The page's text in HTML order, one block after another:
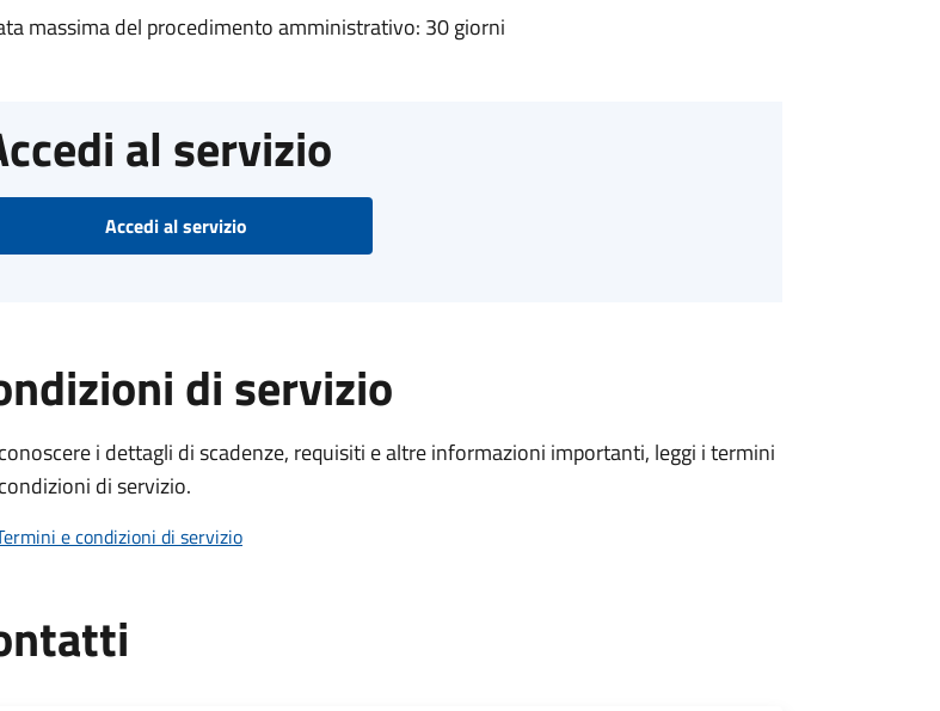
massima del procedimento amministrativo: 30 giorni
al servizio
Accedi al servizio
di servizio
i dettagli di scadenze, requisiti e altre informazioni importanti, leggi i termini
di servizio.
e condizioni di servizio